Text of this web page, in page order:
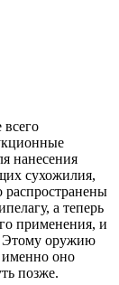
нанесения
сухожилия,
распространены
а теперь
применения, и
Этому оружию
именно оно
позже.